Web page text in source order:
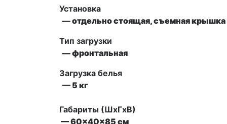
Установка
— отдельно стоящая, съемная крышка
Тип загрузки
— фронтальная
Загрузка белья
— 5 кг
Габариты (ШxГxВ)
— 60x40x85 см